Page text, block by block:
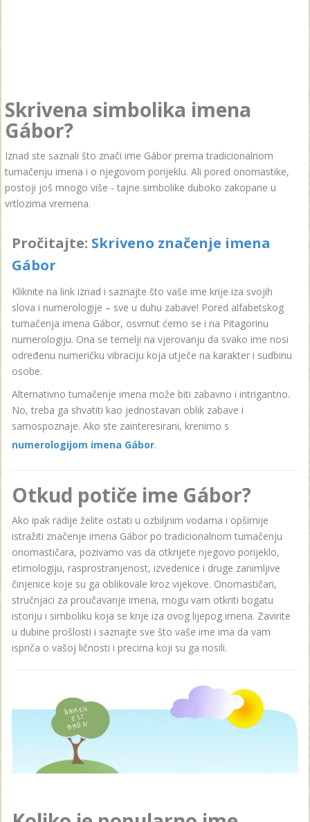
Skrivena simbolika imena
Gábor?
Iznad ste saznali što znači ime Gábor prema tradicionalnom
tumačenju imena i o njegovom porijeklu. Ali pored onomastike,
postoji još mnogo više - tajne simbolike duboko zakopane u
vrtlozima vremena.
Pročitajte: Skriveno značenje imena
Gábor
Kliknite na link iznad i saznajte što vaše ime krije iza svojih
slova i numerologije – sve u duhu zabave! Pored alfabetskog
tumačenja imena Gábor, osvrnut ćemo se i na Pitagorinu
numerologiju. Ona se temelji na vjerovanju da svako ime nosi
određenu numeričku vibraciju koja utječe na karakter i sudbinu
osobe.
Alternativno tumačenje imena može biti zabavno i intrigantno.
No, treba ga shvatiti kao jednostavan oblik zabave i
samospoznaje. Ako ste zainteresirani, krenimo s
numerologijom imena Gábor.
Otkud potiče ime Gábor?
Ako ipak radije želite ostati u ozbiljnim vodama i opširnije
istražiti značenje imena Gábor po tradicionalnom tumačenju
onomastičara, pozivamo vas da otkrijete njegovo porijeklo,
etimologiju, rasprostranjenost, izvedenice i druge zanimljive
činjenice koje su ga oblikovale kroz vijekove. Onomastičari,
stručnjaci za proučavanje imena, mogu vam otkriti bogatu
istoriju i simboliku koja se krije iza ovog lijepog imena. Zavirite
u dubine prošlosti i saznajte sve što vaše ime ima da vam
ispriča o vašoj ličnosti i precima koji su ga nosili.